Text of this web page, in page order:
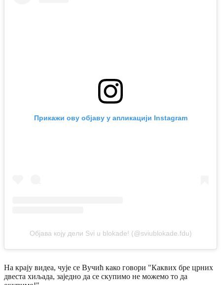
Прикажи ову објаву у апликацији Instagram
Објава коју дели Svi u blokade! (@sviublokade.fdu)
На крају видеа, чује се Вучић како говори "Каквих бре црних
двеста хиљада, заједно да се скупимо не можемо то да